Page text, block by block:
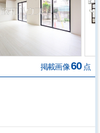
掲載画像60 点